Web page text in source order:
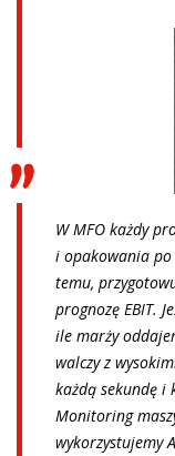
W MFO każdy
i opakowania po
temu,
prognozę EBIT.
ile marży
walczy z
każdą sekundę i
Monitoring
wykorzystujemy